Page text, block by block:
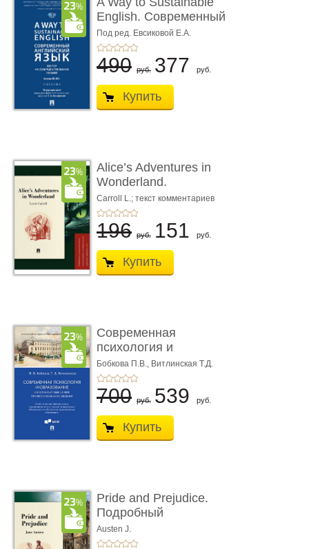
English. Современный
английский язык. � ...
Под ред. Евсиковой Е.А.
490 руб. 377 руб.
Купить
Alice’s Adventures in
Wonderland.
Подробный
лингвистический ...
Carroll L.; текст комментариев
Фурсова М.М.; ред. Городецкий
С.И.
196 руб. 151 руб.
Купить
Современная
психология и
образование. Иностра
...
Бобкова П.В., Витлинская Т.Д.
700 руб. 539 руб.
Купить
Pride and Prejudice.
Подробный
лингвистический
коммент ...
Austen J.